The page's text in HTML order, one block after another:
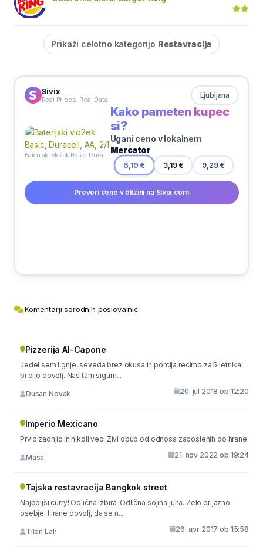
Prikaži celotno kategorijo Restavracija
Sivix
Real Prices. Real Data Ljubljana
Kako pameten kupec
si?
Ugani ceno v lokalnem
Mercator
6,19 € 3,19 € 9,29 €
Preveri cene v bližini na Sivix.com
Komentarji sorodnih poslovalnic
Pizzerija Al-Capone
Jedel sem lignje, seveda brez okusa in porcija recimo za 5 letnika
bi bilo dovolj. Nas tam sigurn...
Dusan Novak 20. jul 2018 ob 12:20
Imperio Mexicano
Prvic zadnjic in nikoli vec! Zivi obup od odnosa zaposlenih do hrane.
Masa 21. nov 2022 ob 19:24
Tajska restavracija Bangkok street
Najboljši curry! Odlična izbira. Odlična sojina juha. Zelo prijazno
osebje. Hrane dovolj, da se n...
Tilen Lah 26. apr 2017 ob 15:58